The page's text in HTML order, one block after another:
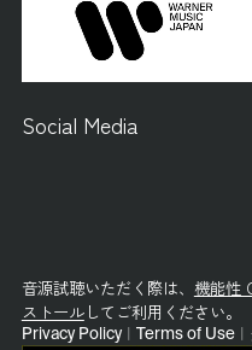
Social Media
音源試聴いただく際は、 機能性
ストールしてご利用ください。
Privacy Policy Terms of Use